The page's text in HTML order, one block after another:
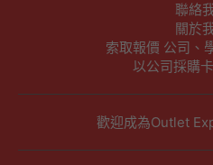
聯絡
關於
索取報價 公司、
以公司採購
歡迎成為Outlet